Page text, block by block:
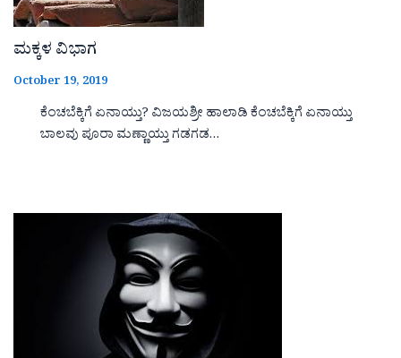
ಮಕ್ಕಳ ವಿಭಾಗ
October 19, 2019
ಕೆಂಚಬೆಕ್ಕಿಗೆ ಏನಾಯ್ತು? ವಿಜಯಶ್ರೀ ಹಾಲಾಡಿ ಕೆಂಚಬೆಕ್ಕಿಗೆ ಏನಾಯ್ತು
ಬಾಲವು ಪೂರಾ ಮಣ್ಣಾಯ್ತು ಗಡಗಡ…